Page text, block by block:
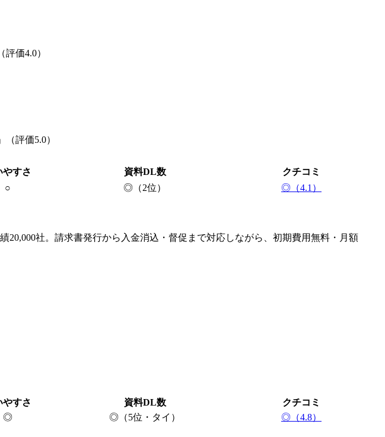
価4.0）
評価5.0）
やすさ 資料DL数
クチコミ
○ ◎（2位） ◎（4.1）
社。請求書発行から入金消込・督促まで対応しながら、初期費用無料・月額
やすさ 資料DL数
クチコミ
◎ ◎（5位・タイ） ◎（4.8）